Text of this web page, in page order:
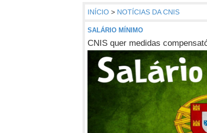
INÍCIO > NOTÍCIAS DA CNIS
SALÁRIO MÍNIMO
CNIS quer medidas